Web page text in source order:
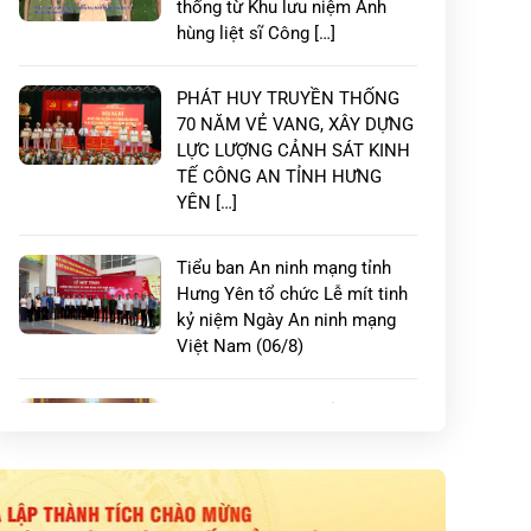
HUY TRUYỀN THỐNG 70 NĂM VẺ VANG,
thống từ Khu lưu niệm Anh
hùng liệt sĩ Công […]
PHÁT HUY TRUYỀN THỐNG
70 NĂM VẺ VANG, XÂY DỰNG
LỰC LƯỢNG CẢNH SÁT KINH
TẾ CÔNG AN TỈNH HƯNG
YÊN […]
Tiểu ban An ninh mạng tỉnh
Hưng Yên tổ chức Lễ mít tinh
kỷ niệm Ngày An ninh mạng
Việt Nam (06/8)
giáo Việt Nam […]